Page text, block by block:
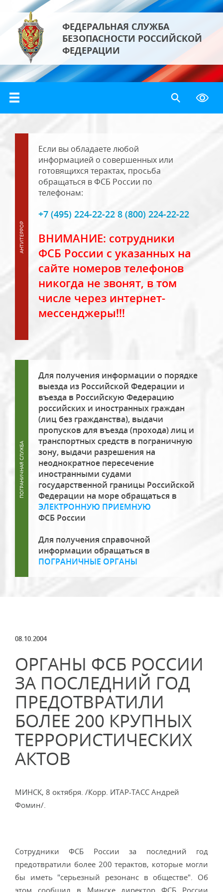
ФЕДЕРАЛЬНАЯ СЛУЖБА
БЕЗОПАСНОСТИ РОССИЙСКОЙ
ФЕДЕРАЦИИ
Если вы обладаете любой
информацией о совершенных или
готовящихся терактах, просьба
обращаться в ФСБ России по
телефонам:
+7 (495) 224-22-22 8 (800) 224-22-22
ВНИМАНИЕ: сотрудники
ФСБ России с указанных на
сайте номеров телефонов
никогда не звонят, в том
числе через интернет-
мессенджеры!!!
Для получения информации о порядке
выезда из Российской Федерации и
въезда в Российскую Федерацию
российских и иностранных граждан
(лиц без гражданства), выдачи
пропусков для въезда (прохода) лиц и
транспортных средств в пограничную
зону, выдачи разрешения на
неоднократное пересечение
иностранными судами
государственной границы Российской
Федерации на море обращаться в
ЭЛЕКТРОННУЮ ПРИЕМНУЮ
ФСБ России
Для получения справочной
информации обращаться в
ПОГРАНИЧНЫЕ ОРГАНЫ
08.10.2004
ОРГАНЫ ФСБ РОССИИ
ЗА ПОСЛЕДНИЙ ГОД
ПРЕДОТВРАТИЛИ
БОЛЕЕ 200 КРУПНЫХ
ТЕРРОРИСТИЧЕСКИХ
АКТОВ
МИНСК, 8 октября. /Корр. ИТАР-ТАСС Андрей
Фомин/.
Сотрудники ФСБ России за последний год
предотвратили более 200 терактов, которые могли
бы иметь "серьезный резонанс в обществе". Об
этом сообщил в Минске директор ФСБ России